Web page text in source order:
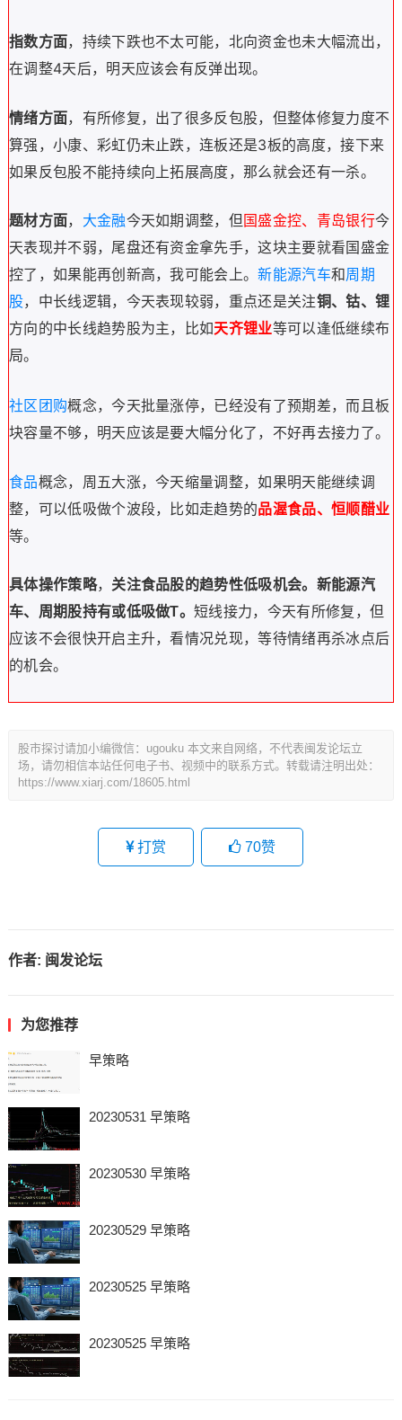
指数方面，持续下跌也不太可能，北向资金也未大幅流出，
在调整4天后，明天应该会有反弹出现。
情绪方面，有所修复，出了很多反包股，但整体修复力度不
算强，小康、彩虹仍未止跌，连板还是3板的高度，接下来
如果反包股不能持续向上拓展高度，那么就会还有一杀。
题材方面， 大金融今天如期调整，但 国盛金控、青岛银行今
天表现并不弱，尾盘还有资金拿先手，这块主要就看国盛金
控了，如果能再创新高，我可能会上。新能源汽车和周期
股，中长线逻辑，今天表现较弱，重点还是关注铜、钴、锂
方向的中长线趋势股为主，比如天齐锂业等可以逢低继续布
局。
社区团购概念，今天批量涨停，已经没有了预期差，而且板
块容量不够，明天应该是要大幅分化了，不好再去接力了。
食品概念，周五大涨，今天缩量调整，如果明天能继续调
整，可以低吸做个波段，比如走趋势的品渥食品、恒顺醋业
等。
具体操作策略， 关注食品股的趋势性低吸机会。 新能源汽
车、周期股持有或低吸做T。短线接力，今天有所修复，但
应该不会很快开启主升，看情况兑现，等待情绪再杀冰点后
的机会。
股市探讨请加小编微信：ugouku 本文来自网络，不代表闽发论坛立
场，请勿相信本站任何电子书、视频中的联系方式。转载请注明出处：
https://www.xiarj.com/18605.html
打赏 70赞
作者: 闽发论坛
为您推荐
早策略
20230531 早策略
20230530 早策略
20230529 早策略
20230525 早策略
20230525 早策略